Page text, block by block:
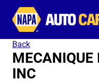
Back
MECANIQUE
INC